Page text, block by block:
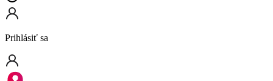
Prihlásiť sa